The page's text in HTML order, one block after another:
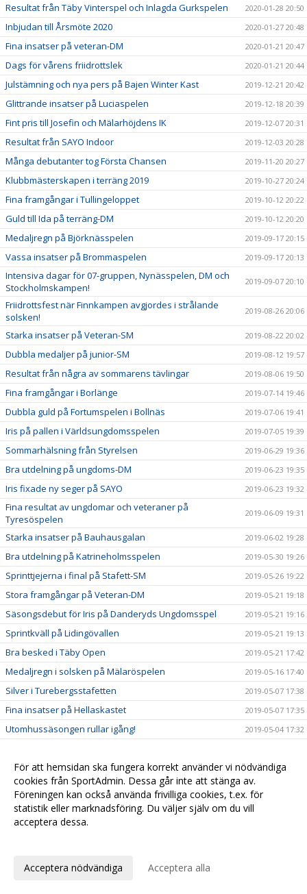
Resultat från Täby Vinterspel och Inlagda Gurkspelen 2020-01-28 20:50
Inbjudan till Årsmöte 2020 2020-01-27 20:48
Fina insatser på veteran-DM 2020-01-21 20:47
Dags för vårens friidrottslek 2020-01-21 20:44
Julstämning och nya pers på Bajen Winter Kast 2019-12-21 20:42
Glittrande insatser på Luciaspelen 2019-12-18 20:39
Fint pris till Josefin och Mälarhöjdens IK 2019-12-07 20:31
Resultat från SAYO Indoor 2019-12-03 20:28
Många debutanter tog Första Chansen 2019-11-20 20:27
Klubbmästerskapen i terräng 2019 2019-10-27 20:24
Fina framgångar i Tullingeloppet 2019-10-12 20:22
Guld till Ida på terräng-DM 2019-10-12 20:20
Medaljregn på Björknässpelen 2019-09-17 20:15
Vassa insatser på Brommaspelen 2019-09-17 20:13
Intensiva dagar för 07-gruppen, Nynässpelen, DM och
Stockholmskampen!
2019-09-07 20:10
Friidrottsfest när Finnkampen avgjordes i strålande
solsken!
2019-08-26 20:06
Starka insatser på Veteran-SM 2019-08-22 20:02
Dubbla medaljer på junior-SM 2019-08-12 19:57
Resultat från några av sommarens tävlingar 2019-08-06 19:50
Fina framgångar i Borlänge 2019-07-14 19:46
Dubbla guld på Fortumspelen i Bollnäs 2019-07-06 19:41
Iris på pallen i Världsungdomsspelen 2019-07-05 19:39
Sommarhälsning från Styrelsen 2019-06-29 19:36
Bra utdelning på ungdoms-DM 2019-06-23 19:35
Iris fixade ny seger på SAYO 2019-06-23 19:32
Fina resultat av ungdomar och veteraner på
Tyresöspelen
2019-06-09 19:31
Starka insatser på Bauhausgalan 2019-06-02 19:28
Bra utdelning på Katrineholmsspelen 2019-05-30 19:26
Sprinttjejerna i final på Stafett-SM 2019-05-26 19:22
Stora framgångar på Veteran-DM 2019-05-21 19:18
Säsongsdebut för Iris på Danderyds Ungdomsspel 2019-05-21 19:16
Sprintkväll på Lidingövallen 2019-05-21 19:13
Bra besked i Täby Open 2019-05-21 17:42
Medaljregn i solsken på Mälaröspelen 2019-05-16 17:40
Silver i Turebergsstafetten 2019-05-07 17:38
Fina insatser på Hellaskastet 2019-05-07 17:35
Utomhussäsongen rullar igång! 2019-05-04 17:32
Nu startar vi träningen för barn födda 2012 2019-04-07 17:29
Många tog säsongens sista chans att persa! 2019-03-30 17:27
Medaljregn och mångkampsguld i Lilla
Hammarbyspelen
2019-03-30 17:25
Iris och Ida fixade segern till Stockholm i
För att hemsidan ska fungera korrekt använder vi nödvändiga
cookies från SportAdmin. Dessa går inte att stänga av.
Föreningen kan också använda frivilliga cookies, t.ex. för
statistik eller marknadsföring. Du väljer själv om du vill
acceptera dessa.
Acceptera nödvändiga Acceptera alla